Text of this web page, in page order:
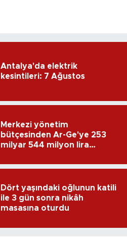
Antalya'da elektrik
kesintileri: 7 Ağustos
Merkezi yönetim
bütçesinden Ar-Ge'ye 253
milyar 544 milyon lira
Dört yaşındaki oğlunun katili
ile 3 gün sonra nikâh
masasına oturdu